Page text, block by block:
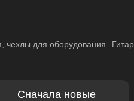
чехлы для оборудования
Сначала новые